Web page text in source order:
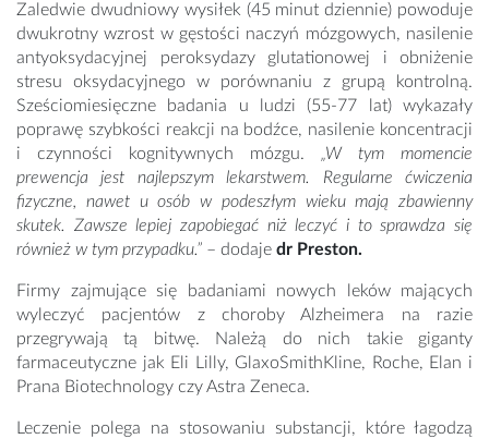
Zaledwie dwudniowy wysiłek (45 minut dziennie) powoduje
dwukrotny wzrost w gęstości naczyń mózgowych, nasilenie
antyoksydacyjnej peroksydazy glutationowej i obniżenie
stresu oksydacyjnego w porównaniu z grupą kontrolną.
Sześciomiesięczne badania u ludzi (55-77 lat) wykazały
poprawę szybkości reakcji na bodźce, nasilenie koncentracji
i czynności kognitywnych mózgu. „W tym momencie
prewencja jest najlepszym lekarstwem. Regularne ćwiczenia
fizyczne, nawet u osób w podeszłym wieku mają zbawienny
skutek. Zawsze lepiej zapobiegać niż leczyć i to sprawdza się
również w tym przypadku.” – dodaje dr Preston.
Firmy zajmujące się badaniami nowych leków mających
wyleczyć pacjentów z choroby Alzheimera na razie
przegrywają tą bitwę. Należą do nich takie giganty
farmaceutyczne jak Eli Lilly, GlaxoSmithKline, Roche, Elan i
Prana Biotechnology czy Astra Zeneca.
Leczenie polega na stosowaniu substancji, które łagodzą